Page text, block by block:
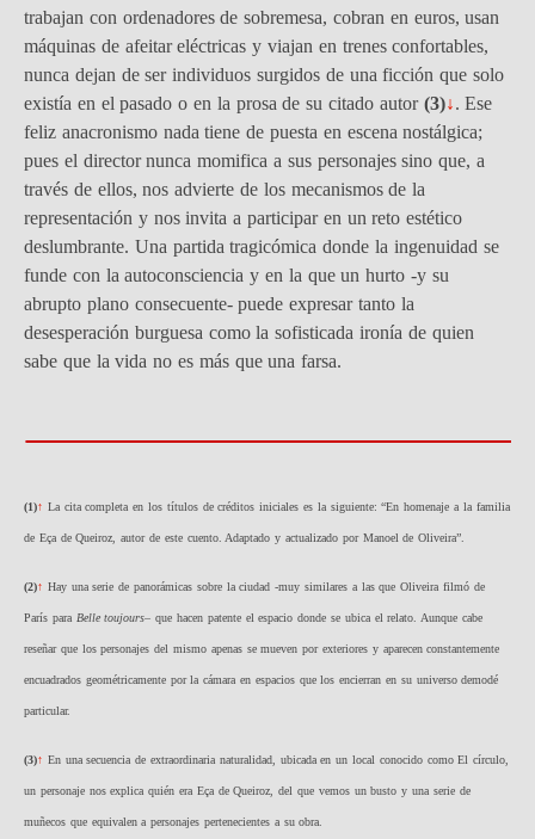
trabajan con ordenadores de sobremesa, cobran en euros, usan
máquinas de afeitar eléctricas y viajan en trenes confortables,
nunca dejan de ser individuos surgidos de una ficción que solo
existía en el pasado o en la prosa de su citado autor (3)↓. Ese
feliz anacronismo nada tiene de puesta en escena nostálgica;
pues el director nunca momifica a sus personajes sino que, a
través de ellos, nos advierte de los mecanismos de la
representación y nos invita a participar en un reto estético
deslumbrante. Una partida tragicómica donde la ingenuidad se
funde con la autoconsciencia y en la que un hurto -y su
abrupto plano consecuente- puede expresar tanto la
desesperación burguesa como la sofisticada ironía de quien
sabe que la vida no es más que una farsa.
(1)↑ La cita completa en los títulos de créditos iniciales es la siguiente: “En homenaje a la familia
de Eça de Queiroz, autor de este cuento. Adaptado y actualizado por Manoel de Oliveira”.
(2)↑ Hay una serie de panorámicas sobre la ciudad -muy similares a las que Oliveira filmó de
París para Belle toujours– que hacen patente el espacio donde se ubica el relato. Aunque cabe
reseñar que los personajes del mismo apenas se mueven por exteriores y aparecen constantemente
encuadrados geométricamente por la cámara en espacios que los encierran en su universo demodé
particular.
(3)↑ En una secuencia de extraordinaria naturalidad, ubicada en un local conocido como El círculo,
un personaje nos explica quién era Eça de Queiroz, del que vemos un busto y una serie de
muñecos que equivalen a personajes pertenecientes a su obra.